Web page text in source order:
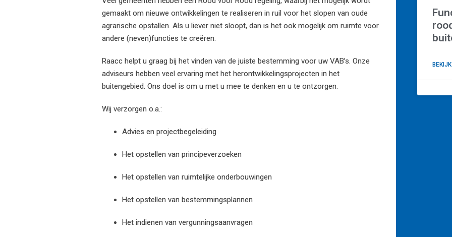
gemaakt om nieuwe ontwikkelingen te realiseren in ruil voor het slopen van oude
agrarische opstallen. Als u liever niet sloopt, dan is het ook mogelijk om ruimte voor
andere (neven)functies te creëren.
Raacc helpt u graag bij het vinden van de juiste bestemming voor uw VAB’s. Onze
adviseurs hebben veel ervaring met het herontwikkelingsprojecten in het
buitengebied. Ons doel is om u met u mee te denken en u te ontzorgen.
Wij verzorgen o.a.:
Advies en projectbegeleiding
Het opstellen van principeverzoeken
Het opstellen van ruimtelijke onderbouwingen
Het opstellen van bestemmingsplannen
Het indienen van vergunningsaanvragen